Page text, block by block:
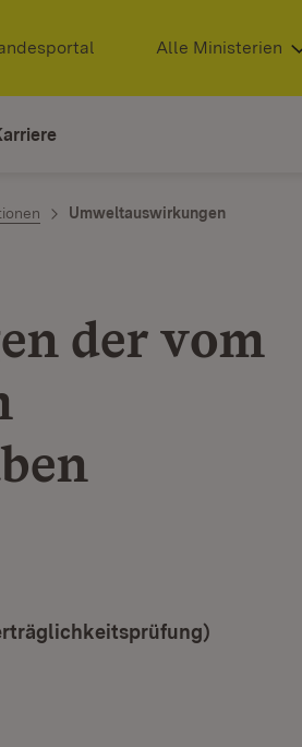
(Öffnet in neuem Fenster)
Alle Ministerien
Umweltauswirkungen
der vom